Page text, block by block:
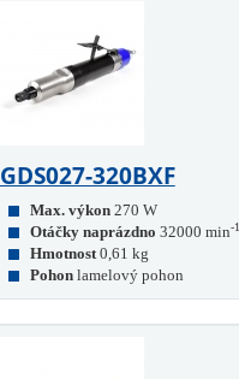
GDS027-320BXF
Max. výkon 270 W
Otáčky naprázdno 32000 min-1
Hmotnost 0,61 kg
Pohon lamelový pohon